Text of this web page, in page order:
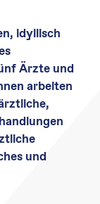
idyllisch
Ärzte und
arbeiten
und